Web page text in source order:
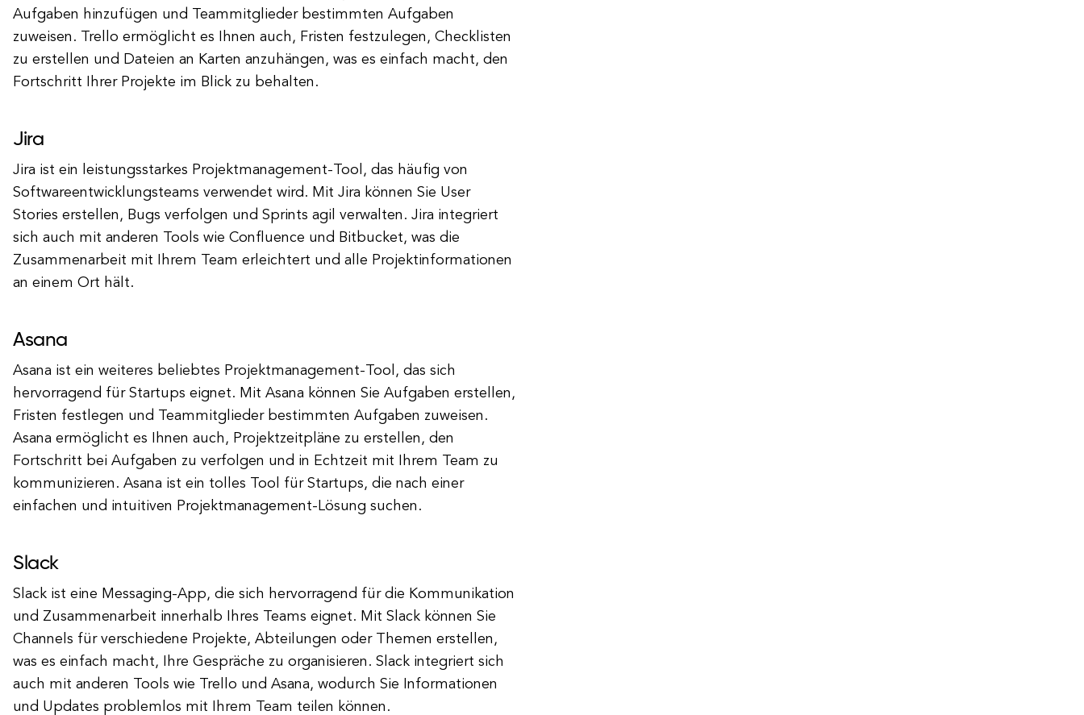
Aufgaben hinzufügen und Teammitglieder bestimmten Aufgaben
zuweisen. Trello ermöglicht es Ihnen auch, Fristen festzulegen, Checklisten
zu erstellen und Dateien an Karten anzuhängen, was es einfach macht, den
Fortschritt Ihrer Projekte im Blick zu behalten.
Jira
Jira ist ein leistungsstarkes Projektmanagement-Tool, das häufig von
Softwareentwicklungsteams verwendet wird. Mit Jira können Sie User
Stories erstellen, Bugs verfolgen und Sprints agil verwalten. Jira integriert
sich auch mit anderen Tools wie Confluence und Bitbucket, was die
Zusammenarbeit mit Ihrem Team erleichtert und alle Projektinformationen
an einem Ort hält.
Asana
Asana ist ein weiteres beliebtes Projektmanagement-Tool, das sich
hervorragend für Startups eignet. Mit Asana können Sie Aufgaben erstellen,
Fristen festlegen und Teammitglieder bestimmten Aufgaben zuweisen.
Asana ermöglicht es Ihnen auch, Projektzeitpläne zu erstellen, den
Fortschritt bei Aufgaben zu verfolgen und in Echtzeit mit Ihrem Team zu
kommunizieren. Asana ist ein tolles Tool für Startups, die nach einer
einfachen und intuitiven Projektmanagement-Lösung suchen.
Slack
Slack ist eine Messaging-App, die sich hervorragend für die Kommunikation
und Zusammenarbeit innerhalb Ihres Teams eignet. Mit Slack können Sie
Channels für verschiedene Projekte, Abteilungen oder Themen erstellen,
was es einfach macht, Ihre Gespräche zu organisieren. Slack integriert sich
auch mit anderen Tools wie Trello und Asana, wodurch Sie Informationen
und Updates problemlos mit Ihrem Team teilen können.